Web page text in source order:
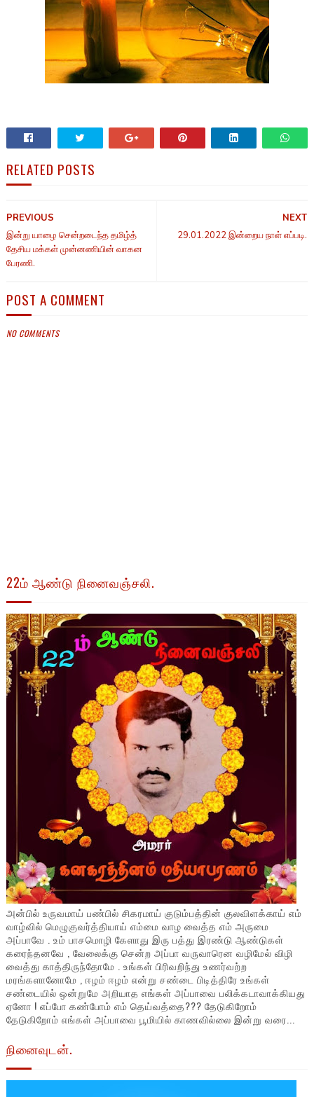
RELATED POSTS
NEXT
29.01.2022 இன்றைய நாள் எப்படி.
PREVIOUS
இன்று யாழை சென்றடைந்த தமிழ்த்
தேசிய மக்கள் முன்னணியின் வாகன
பேரணி.
POST A COMMENT
NO COMMENTS
22ம் ஆண்டு நினைவஞ்சலி.
அன்பில் உருவமாய் பண்பில் சிகரமாய் குடும்பத்தின் குலவிளக்காய் எம்
வாழ்வில் மெழுகுவர்த்தியாய் எம்மை வாழ வைத்த எம் அருமை
அப்பாவே . உம் பாசமொழி கேளாது இரு பத்து இரண்டு ஆண்டுகள்
கரைந்தனவே , வேலைக்கு சென்ற அப்பா வருவாரென வழிமேல் விழி
வைத்து காத்திருந்தோமே . உங்கள் பிரிவறிந்து உணர்வற்ற
மரங்களானோமே , ஈழம் ஈழம் என்று சண்டை பிடித்திரே உங்கள்
சண்டையில் ஒன்றுமே அறியாத எங்கள் அப்பாவை பலிக்கடாவாக்கியது
ஏனோ ! எப்போ கண்போம் எம் தெய்வத்தை??? தேடுகிறோம்
தேடுகிறோம் எங்கள் அப்பாவை பூமியில் காணவில்லை இன்று வரை...
நினைவுடன்.